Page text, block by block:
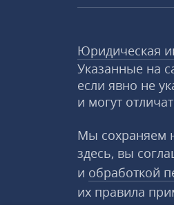
Юридическая
Указанные на
если явно не
и могут
Мы сохраняем
здесь, вы
и обработкой
их правила